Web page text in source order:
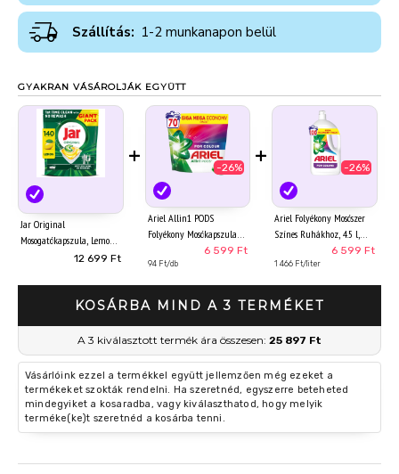
Szállítás: 1-2 munkanapon belül
GYAKRAN VÁSÁROLJÁK EGYÜTT
Jar Original
Mosogatókapszula, Lemon,
, 140 Mosogatókapszula,
12 699 Ft
+
-26%
Ariel Allin1 PODS
Folyékony Mosókapszula
Színes Ruhákhoz, 70
Mosáshoz
6 599 Ft
94 Ft/db
+
-26%
Ariel Folyékony Mosószer
Színes Ruhákhoz, 4.5 l,
6 599 Ft
1 466 Ft/liter
KOSÁRBA MIND A 3 TERMÉKET
A 3 kiválasztott termék ára összesen: 25 897 Ft
Vásárlóink ezzel a termékkel együtt jellemzően még ezeket a
termékeket szokták rendelni. Ha szeretnéd, egyszerre beteheted
mindegyiket a kosaradba, vagy kiválaszthatod, hogy melyik
terméke(ke)t szeretnéd a kosárba tenni.